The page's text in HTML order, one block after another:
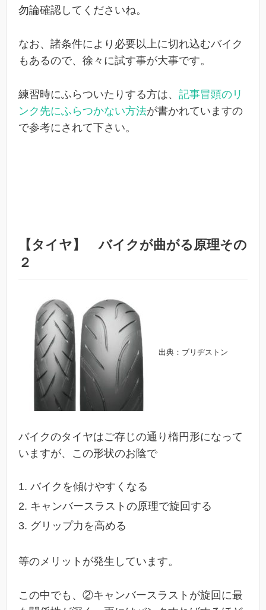
勿論確認してくださいね。
なお、諸条件により必要以上に切れ込むバイク
もあるので、徐々に試す事が大事です。
練習時にふらついたりする方は、 記事冒頭のリ
ンク先にふらつかない方法が書かれていますの
で参考にされて下さい。
【タイヤ】 バイクが曲がる原理その
２
出典：ブリヂストン
バイクのタイヤはご存じの通り楕円形になって
いますが、この形状のお陰で
バイクを傾けやすくなる
キャンバースラストの原理で旋回する
グリップ力を高める
等のメリットが発生しています。
この中でも、②キャンバースラストが旋回に最